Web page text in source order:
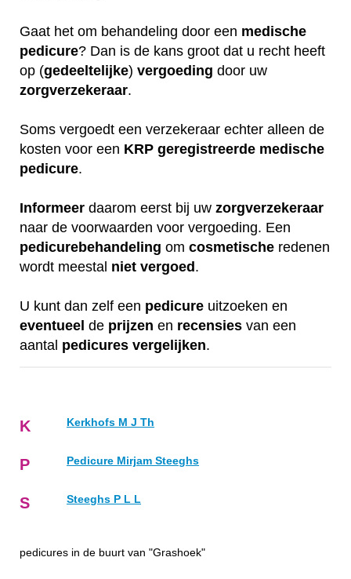
Gaat het om behandeling door een medische
pedicure? Dan is de kans groot dat u recht heeft
op (gedeeltelijke) vergoeding door uw
zorgverzekeraar.
Soms vergoedt een verzekeraar echter alleen de
kosten voor een KRP geregistreerde medische
pedicure.
Informeer daarom eerst bij uw zorgverzekeraar
naar de voorwaarden voor vergoeding. Een
pedicurebehandeling om cosmetische redenen
wordt meestal niet vergoed .
U kunt dan zelf een pedicure uitzoeken en
eventueel de prijzen en recensies van een
aantal pedicures vergelijken.
K Kerkhofs M J Th
P Pedicure Mirjam Steeghs
S Steeghs P L L
pedicures in de buurt van "Grashoek"